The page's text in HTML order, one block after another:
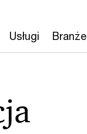
Usługi Branże